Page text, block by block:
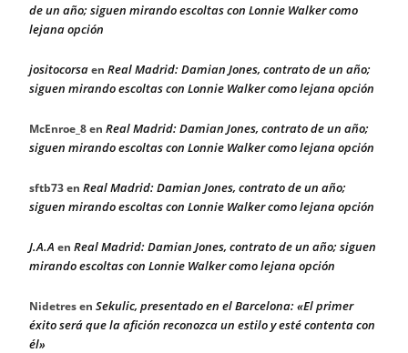
de un año; siguen mirando escoltas con Lonnie Walker como
lejana opción
jositocorsaen Real Madrid: Damian Jones, contrato de un año;
siguen mirando escoltas con Lonnie Walker como lejana opción
McEnroe_8en Real Madrid: Damian Jones, contrato de un año;
siguen mirando escoltas con Lonnie Walker como lejana opción
sftb73en Real Madrid: Damian Jones, contrato de un año;
siguen mirando escoltas con Lonnie Walker como lejana opción
J.A.A en Real Madrid: Damian Jones, contrato de un año; siguen
mirando escoltas con Lonnie Walker como lejana opción
Nidetresen Sekulic, presentado en el Barcelona: «El primer
éxito será que la afición reconozca un estilo y esté contenta con
él»